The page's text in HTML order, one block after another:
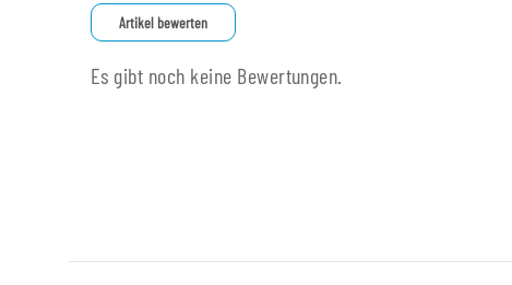
Artikel bewerten
Es gibt noch keine Bewertungen.